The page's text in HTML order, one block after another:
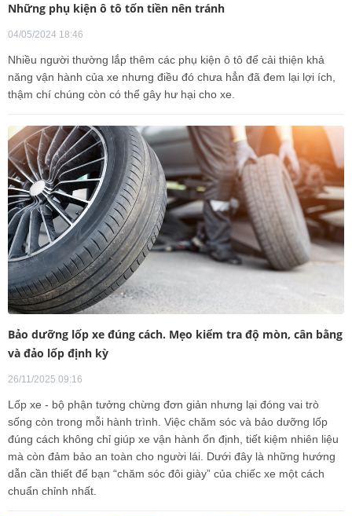
Những phụ kiện ô tô tốn tiền nên tránh
04/05/2024 18:46
Nhiều người thường lắp thêm các phụ kiện ô tô để cải thiện khả
năng vận hành của xe nhưng điều đó chưa hẳn đã đem lại lợi ích,
thậm chí chúng còn có thể gây hư hại cho xe.
Bảo dưỡng lốp xe đúng cách. Mẹo kiểm tra độ mòn, cân bằng
và đảo lốp định kỳ
26/11/2025 09:16
Lốp xe - bộ phận tưởng chừng đơn giản nhưng lại đóng vai trò
sống còn trong mỗi hành trình. Việc chăm sóc và bảo dưỡng lốp
đúng cách không chỉ giúp xe vận hành ổn định, tiết kiệm nhiên liệu
mà còn đảm bảo an toàn cho người lái. Dưới đây là những hướng
dẫn cần thiết để bạn “chăm sóc đôi giày” của chiếc xe một cách
chuẩn chỉnh nhất.